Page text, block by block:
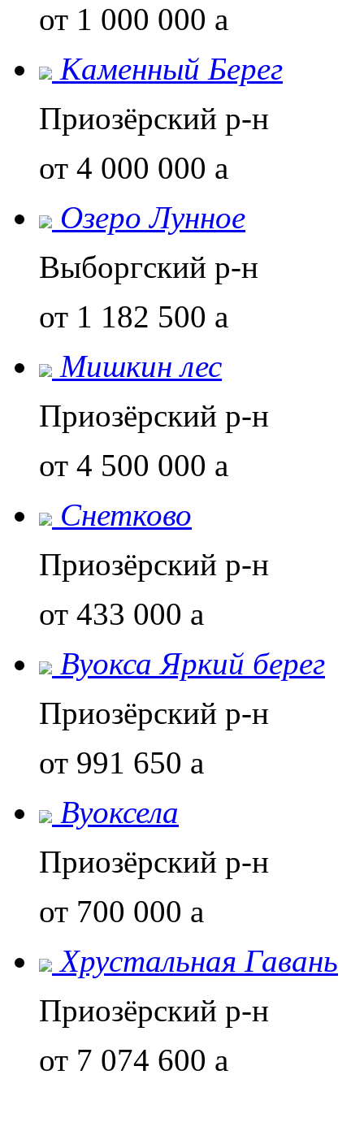
от 1 000 000 a
Каменный Берег
Приозёрский р-н
от 4 000 000 a
Озеро Лунное
Выборгский р-н
от 1 182 500 a
Мишкин лес
Приозёрский р-н
от 4 500 000 a
Снетково
Приозёрский р-н
от 433 000 a
Вуокса Яркий берег
Приозёрский р-н
от 991 650 a
Вуоксела
Приозёрский р-н
от 700 000 a
Хрустальная Гавань
Приозёрский р-н
от 7 074 600 a